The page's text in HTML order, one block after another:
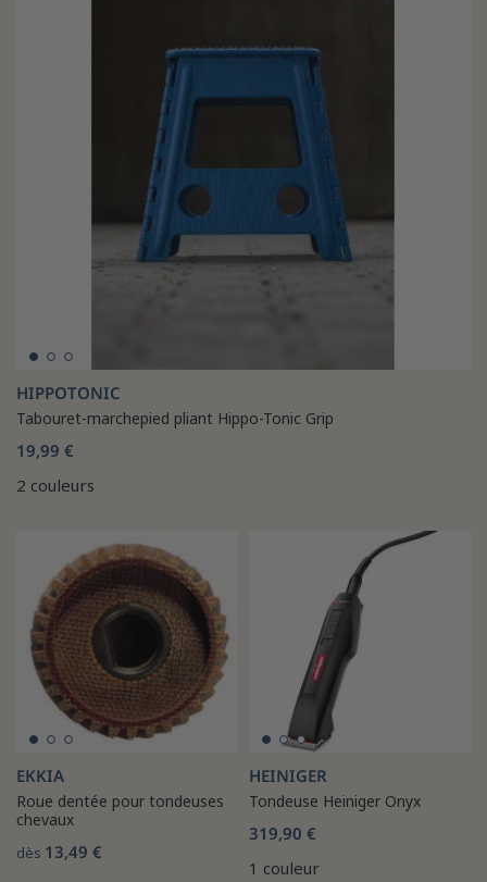
HIPPOTONIC
Tabouret-marchepied pliant Hippo-Tonic Grip
19,99 €
2 couleurs
EKKIA
Roue dentée pour tondeuses
chevaux
dès 13,49 €
HEINIGER
Tondeuse Heiniger Onyx
319,90 €
1 couleur